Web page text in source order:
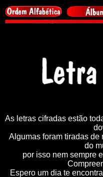
As letras cifradas estão
Algumas foram tiradas de
do
por isso nem sempre
Espero um dia te